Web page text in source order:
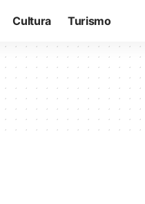
Cultura Turismo